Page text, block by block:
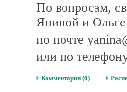
По вопросам,
Яниной и
по почте
или по
Комментарии (0)